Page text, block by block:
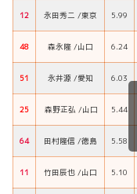
12 永田秀二 /東京 5.99
48 森永隆 /山口 6.24
51 永井源 /愛知 6.03
25 森野正弘 /山口 5.44
64 田村隆信 /徳島 5.58
11 竹田辰也 /山口 5.10